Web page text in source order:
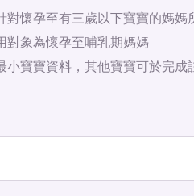
對懷孕至有三歲以下寶寶的媽媽
對象為懷孕至哺乳期媽媽
小寶寶資料，其他寶寶可於完成